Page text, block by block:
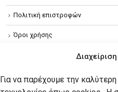
Για να παρέχουμε την
Πολιτική επιστροφών
Όροι χρήσης
Πολιτική απορρήτου
Πολιτική Cookies